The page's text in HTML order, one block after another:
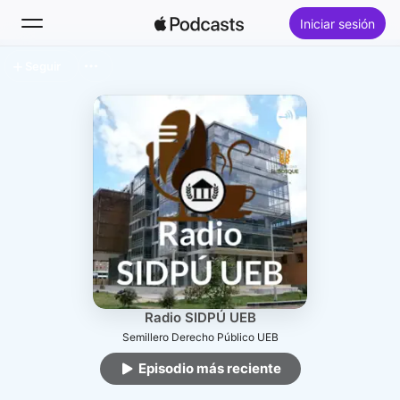
Iniciar sesión
Novedades
Lo más escuchado
Radio SIDPÚ UEB
Semillero Derecho Público UEB
Episodio más reciente